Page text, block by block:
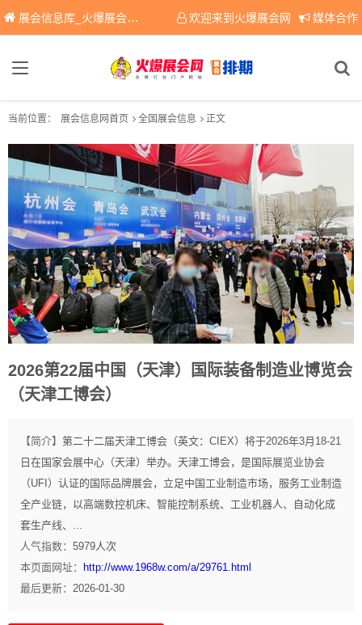
展会信息库_火爆展会网免费展会信息查询平台，提供专业会展服务！ 欢迎来到火爆展会网 媒体合作
当前位置： 展会信息网首页 全国展会信息 正文
2026第22届中国（天津）国际装备制造业博览会
（天津工博会）
【简介】 第二十二届天津工博会（英文：CIEX）将于2026年3月18-21
日在国家会展中心（天津）举办。天津工博会，是国际展览业协会
（UFI）认证的国际品牌展会，立足中国工业制造市场，服务工业制造
全产业链，以高端数控机床、智能控制系统、工业机器人、自动化成
套生产线、...
人气指数： 5979人次
本页面网址：
http://www.1968w.com/a/29761.html
最后更新： 2026-01-30